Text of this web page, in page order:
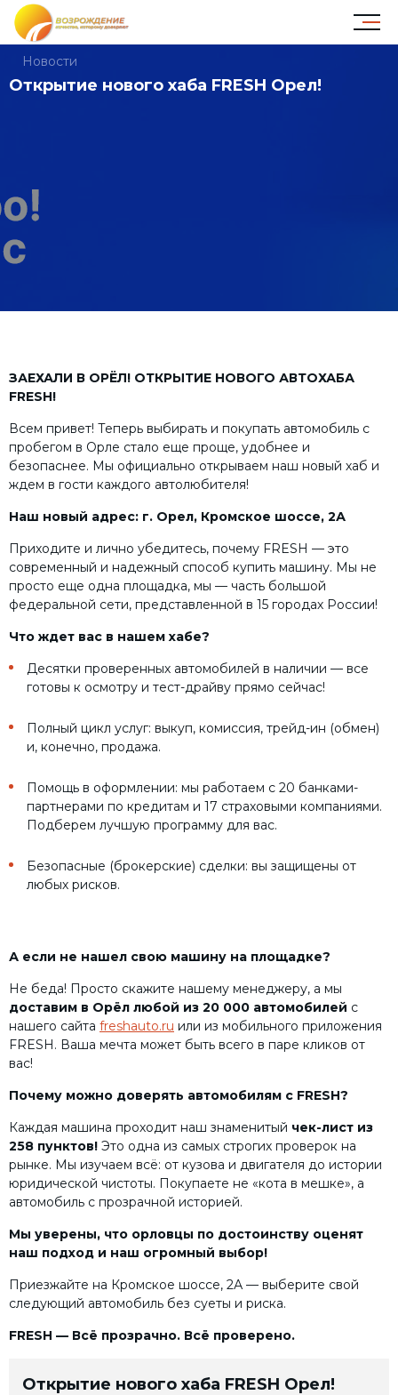
Новости
Открытие нового хаба FRESH Орел!
ЗАЕХАЛИ В ОРЁЛ! ОТКРЫТИЕ НОВОГО АВТОХАБА
FRESH!
Всем привет! Теперь выбирать и покупать автомобиль с
пробегом в Орле стало еще проще, удобнее и
безопаснее. Мы официально открываем наш новый хаб и
ждем в гости каждого автолюбителя!
Наш новый адрес: г. Орел, Кромское шоссе, 2А
Приходите и лично убедитесь, почему FRESH — это
современный и надежный способ купить машину. Мы не
просто еще одна площадка, мы — часть большой
федеральной сети, представленной в 15 городах России!
Что ждет вас в нашем хабе?
Десятки проверенных автомобилей в наличии — все
готовы к осмотру и тест-драйву прямо сейчас!
Полный цикл услуг: выкуп, комиссия, трейд-ин (обмен)
и, конечно, продажа.
Помощь в оформлении: мы работаем с 20 банками-
партнерами по кредитам и 17 страховыми компаниями.
Подберем лучшую программу для вас.
Безопасные (брокерские) сделки: вы защищены от
любых рисков.
А если не нашел свою машину на площадке?
Не беда! Просто скажите нашему менеджеру, а мы
доставим в Орёл любой из 20 000 автомобилей с
нашего сайта freshauto.ru или из мобильного приложения
FRESH. Ваша мечта может быть всего в паре кликов от
вас!
Почему можно доверять автомобилям с FRESH?
Каждая машина проходит наш знаменитый чек-лист из
258 пунктов! Это одна из самых строгих проверок на
рынке. Мы изучаем всё: от кузова и двигателя до истории
юридической чистоты. Покупаете не «кота в мешке», а
автомобиль с прозрачной историей.
Мы уверены, что орловцы по достоинству оценят
наш подход и наш огромный выбор!
Приезжайте на Кромское шоссе, 2А — выберите свой
следующий автомобиль без суеты и риска.
FRESH — Всё прозрачно. Всё проверено.
Открытие нового хаба FRESH Орел!